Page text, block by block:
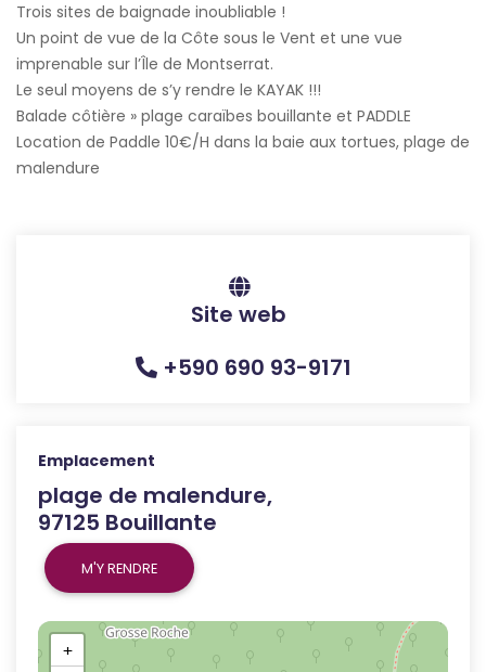
Trois sites de baignade inoubliable !
Un point de vue de la Côte sous le Vent et une vue
imprenable sur l’Île de Montserrat.
Le seul moyens de s’y rendre le KAYAK !!!
Balade côtière » plage caraïbes bouillante et PADDLE
Location de Paddle 10€/H dans la baie aux tortues, plage de
malendure
Site web
+590 690 93-9171
Emplacement
plage de malendure,
97125 Bouillante
M'Y RENDRE
+